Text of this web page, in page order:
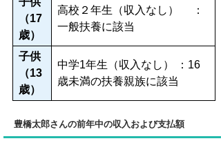
（17
歳）
高校２年生（収入なし） ：
一般扶養に該当
子供
（13
歳）
中学1年生（収入なし） ：16
歳未満の扶養親族に該当
豊橋太郎さんの前年中の収入および支払額